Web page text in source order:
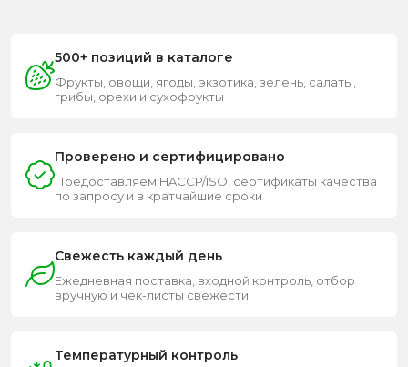
500+ позиций в каталоге
Фрукты, овощи, ягоды, экзотика, зелень, салаты,
грибы, орехи и сухофрукты
Проверено и сертифицировано
Предоставляем HACCP/ISO, сертификаты качества
по запросу и в кратчайшие сроки
Свежесть каждый день
Ежедневная поставка, входной контроль, отбор
вручную и чек-листы свежести
Температурный контроль